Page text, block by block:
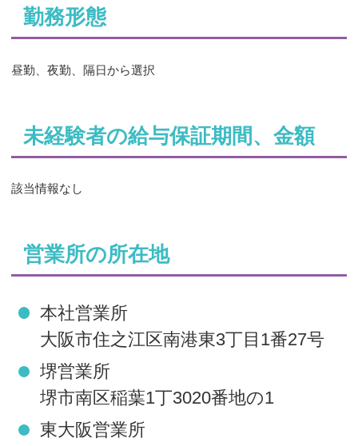
勤務形態
昼勤、夜勤、隔日から選択
未経験者の給与保証期間、金額
該当情報なし
営業所の所在地
本社営業所
大阪市住之江区南港東3丁目1番27号
堺営業所
堺市南区稲葉1丁3020番地の1
東大阪営業所